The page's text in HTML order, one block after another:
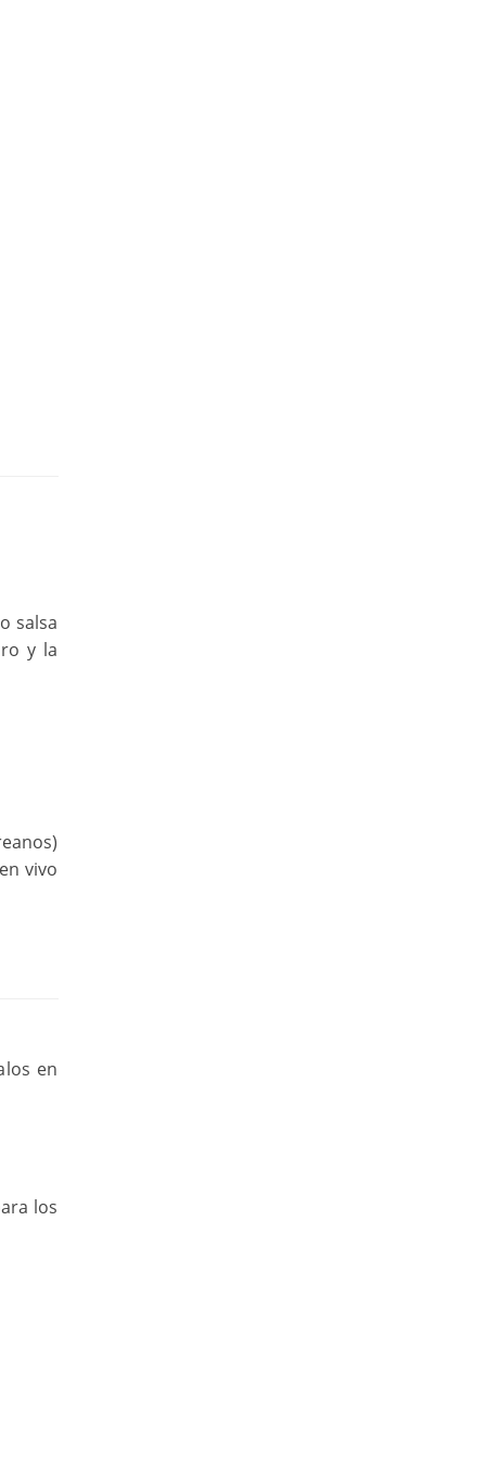
salsa
y la
vivo
en
los